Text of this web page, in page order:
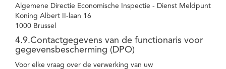
Algemene Directie Economische Inspectie - Dienst Meldpunt
Koning Albert II-laan 16
1000 Brussel
4.9.Contactgegevens van de functionaris voor
gegevensbescherming (DPO)
Voor elke vraag over de verwerking van uw